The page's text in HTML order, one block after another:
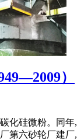
）
化硅微粉。同年,
第六砂轮厂建厂,